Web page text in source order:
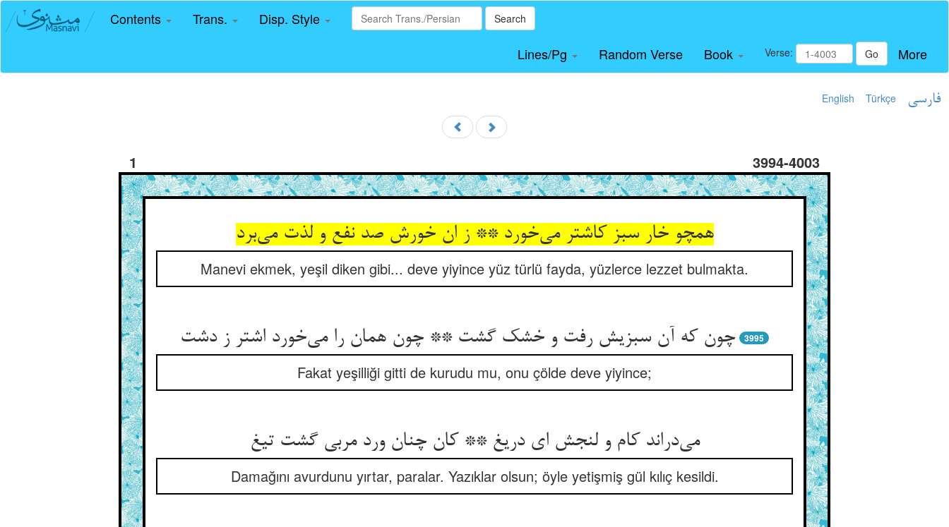
Contents Trans. Disp. Style Search
Lines/Pg Random Verse Book Verse: Go More
English Türkçe فارسی
1 3994-4003
همچو خار سبز کاشتر می‌‌خورد ** ز ان خورش صد نفع و لذت می‌‌برد
Manevi ekmek, yeşil diken gibi... deve yiyince yüz türlü fayda, yüzlerce lezzet bulmakta.
3995
Fakat yeşilliği gitti de kurudu mu, onu çölde deve yiyince;
می‌‌دراند کام و لنجش ای دریغ ** کان چنان ورد مربی گشت تیغ‌‌
Damağını avurdunu yırtar, paralar. Yazıklar olsun; öyle yetişmiş gül kılıç kesildi.